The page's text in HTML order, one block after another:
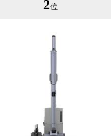
2位